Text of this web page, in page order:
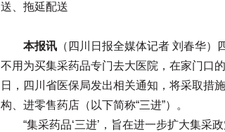
送、拖延配送
本报讯 （四川日报全媒体记者 刘春华
不用为买集采药品专门去大医院，在家门口
日，四川省医保局发出相关通知，将采取措
构、进零售药店（以下简称“三进”）。
“集采药品‘三进’，旨在进一步扩大集采